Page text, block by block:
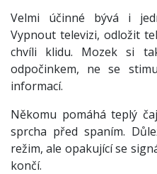
Velmi účinné bývá i
Vypnout televizi, odložit
chvíli klidu. Mozek si
odpočinkem, ne se
informací.
Někomu pomáhá teplý
sprcha před spaním.
režim, ale opakující se
končí.